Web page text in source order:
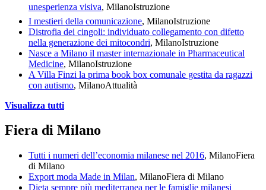
unesperienza visiva, MilanoIstruzione
I mestieri della comunicazione, MilanoIstruzione
Distrofia dei cingoli: individuato collegamento con difetto
nella generazione dei mitocondri, MilanoIstruzione
Nasce a Milano il master internazionale in Pharmaceutical
Medicine, MilanoIstruzione
A Villa Finzi la prima book box comunale gestita da ragazzi
con autismo, MilanoAttualità
Visualizza tutti
Fiera di Milano
Tutti i numeri dell’economia milanese nel 2016, MilanoFiera
di Milano
Export moda Made in Milan, MilanoFiera di Milano
Dieta sempre più mediterranea per le famiglie milanesi